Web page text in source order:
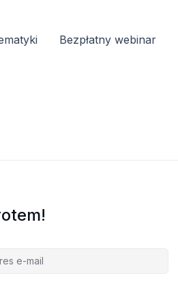
Bezpłatny webinar